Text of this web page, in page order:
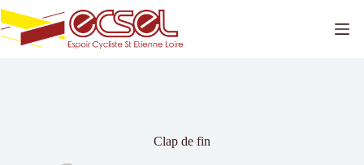
Passer
au
contenu
Clap de fin